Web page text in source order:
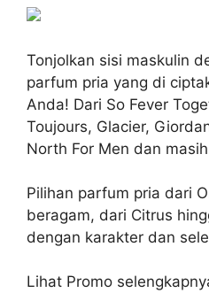
Tonjolkan sisi maskulin
parfum pria yang di
Anda! Dari So Fever
Toujours, Glacier,
North For Men dan
Pilihan parfum pria dari
beragam, dari Citrus
dengan karakter dan
Lihat Promo